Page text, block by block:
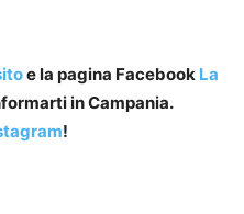
e la pagina Facebook La
in Campania.
!